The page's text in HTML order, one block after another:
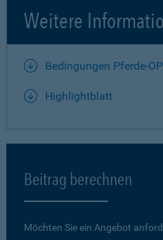
Weitere
Bedingungen Pferde-
Highlightblatt
Beitrag berechnen
Möchten Sie ein Angebot